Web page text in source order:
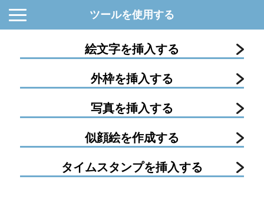
ツールを使用する
絵文字を挿入する
外枠を挿入する
写真を挿入する
似顔絵を作成する
タイムスタンプを挿入する